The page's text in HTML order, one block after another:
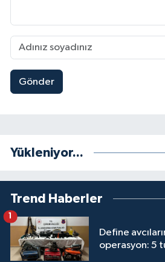
Gönder
Yükleniyor...
Trend Haberler
Define
operasyon: 5